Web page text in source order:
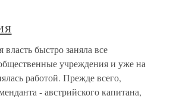
быстро заняла все
учреждения и уже на
работой. Прежде всего,
- австрийского капитана,